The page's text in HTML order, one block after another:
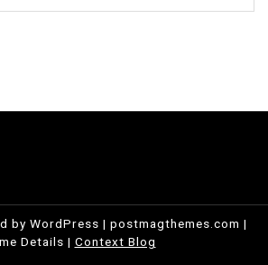
by WordPress | postmagthemes.com |
Details | Context Blog